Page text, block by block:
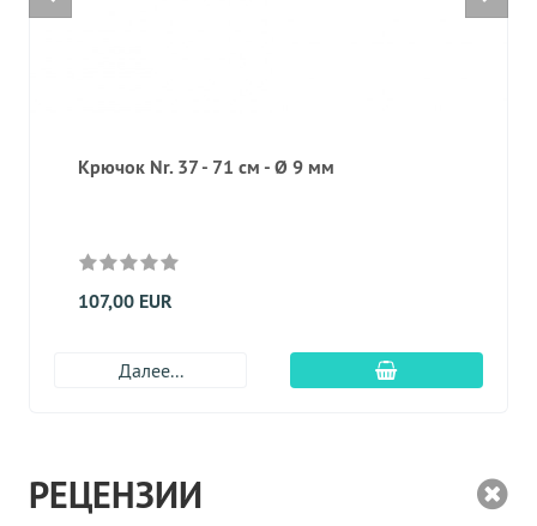
Крючок Nr. 37 - 71 см - Ø 9 мм
107,00 EUR
Далее... Добавить в
РЕЦЕНЗИИ